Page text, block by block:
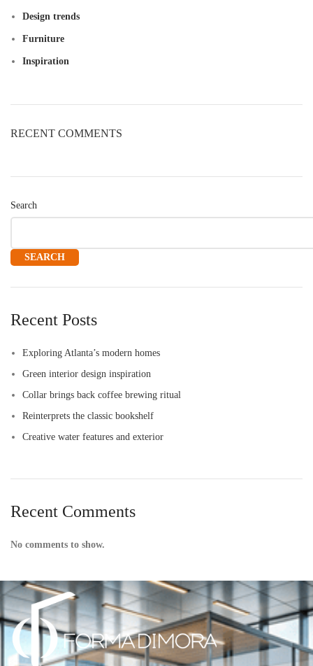
Design trends
Furniture
Inspiration
RECENT COMMENTS
Search
SEARCH
Recent Posts
Exploring Atlanta’s modern homes
Green interior design inspiration
Collar brings back coffee brewing ritual
Reinterprets the classic bookshelf
Creative water features and exterior
Recent Comments
No comments to show.